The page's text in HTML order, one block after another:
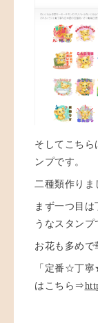
そしてこちら
ンプです。
二種類作りま
まず一つ目
うなスタンプ
お花も多めで
「定番☆丁
はこちら⇒